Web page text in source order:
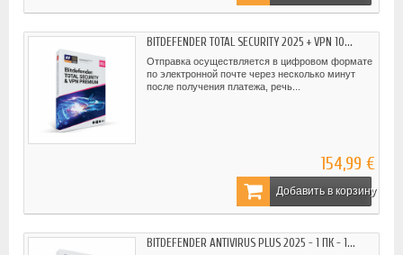
BITDEFENDER TOTAL SECURITY 2025 + VPN 10...
Отправка осуществляется в цифровом формате
по электронной почте через несколько минут
после получения платежа, речь...
154,99 €
Добавить в корзину
BITDEFENDER ANTIVIRUS PLUS 2025 - 1 ПК - 1...